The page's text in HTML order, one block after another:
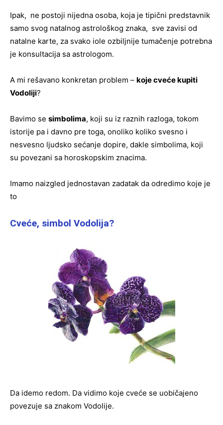
Ipak, ne postoji nijedna osoba, koja je tipični predstavnik
samo svog natalnog astrološkog znaka, sve zavisi od
natalne karte, za svako iole ozbiljnije tumačenje potrebna
je konsultacija sa astrologom.
A mi rešavano konkretan problem – koje cveće kupiti
Vodoliji?
Bavimo se simbolima, koji su iz raznih razloga, tokom
istorije pa i davno pre toga, onoliko koliko svesno i
nesvesno ljudsko sećanje dopire, dakle simbolima, koji
su povezani sa horoskopskim znacima.
Imamo naizgled jednostavan zadatak da odredimo koje je
to
Cveće, simbol Vodolija?
Da idemo redom. Da vidimo koje cveće se uobičajeno
povezuje sa znakom Vodolije.